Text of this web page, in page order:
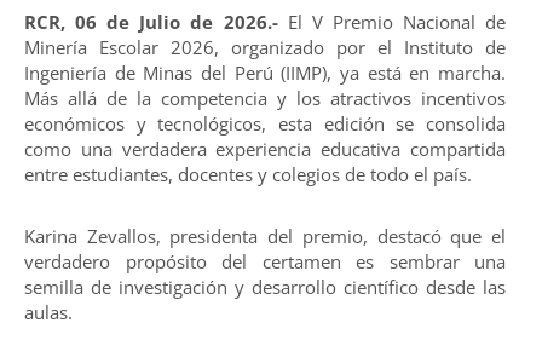
RCR, 06 de Julio de 2026.- El V Premio Nacional de
Minería Escolar 2026, organizado por el Instituto de
Ingeniería de Minas del Perú (IIMP), ya está en marcha.
Más allá de la competencia y los atractivos incentivos
económicos y tecnológicos, esta edición se consolida
como una verdadera experiencia educativa compartida
entre estudiantes, docentes y colegios de todo el país.
Karina Zevallos, presidenta del premio, destacó que el
verdadero propósito del certamen es sembrar una
semilla de investigación y desarrollo científico desde las
aulas.